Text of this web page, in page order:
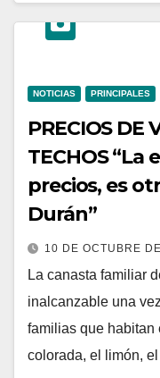
NOTICIAS PRINCIPALES
PRECIOS DE
TECHOS “La especulación de
precios, es
Durán”
10 DE OCTUBRE
La canasta familiar
inalcanzable una
familias que habitan
colorada, el limón,